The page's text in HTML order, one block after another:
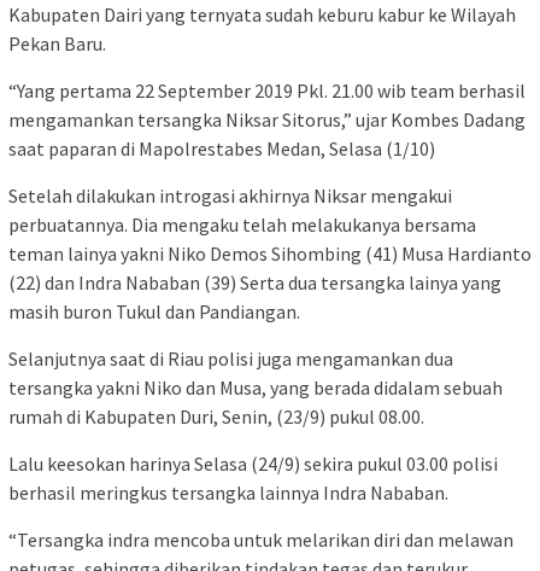
Kabupaten Dairi yang ternyata sudah keburu kabur ke Wilayah
Pekan Baru.
“Yang pertama 22 September 2019 Pkl. 21.00 wib team berhasil
mengamankan tersangka Niksar Sitorus,” ujar Kombes Dadang
saat paparan di Mapolrestabes Medan, Selasa (1/10)
Setelah dilakukan introgasi akhirnya Niksar mengakui
perbuatannya. Dia mengaku telah melakukanya bersama
teman lainya yakni Niko Demos Sihombing (41) Musa Hardianto
(22) dan Indra Nababan (39) Serta dua tersangka lainya yang
masih buron Tukul dan Pandiangan.
Selanjutnya saat di Riau polisi juga mengamankan dua
tersangka yakni Niko dan Musa, yang berada didalam sebuah
rumah di Kabupaten Duri, Senin, (23/9) pukul 08.00.
Lalu keesokan harinya Selasa (24/9) sekira pukul 03.00 polisi
berhasil meringkus tersangka lainnya Indra Nababan.
“Tersangka indra mencoba untuk melarikan diri dan melawan